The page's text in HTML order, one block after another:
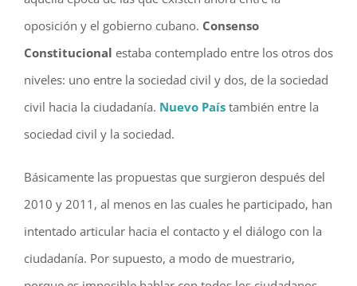
oposición y el gobierno cubano. Consenso
Constitucional estaba contemplado entre los otros dos
niveles: uno entre la sociedad civil y dos, de la sociedad
civil hacia la ciudadanía. Nuevo País también entre la
sociedad civil y la sociedad.
Básicamente las propuestas que surgieron después del
2010 y 2011, al menos en las cuales he participado, han
intentado articular hacia el contacto y el diálogo con la
ciudadanía. Por supuesto, a modo de muestrario,